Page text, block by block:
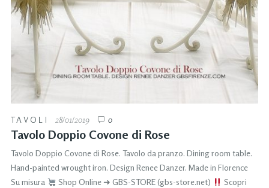
TAVOLI 28/01/2019 0
Tavolo Doppio Covone di Rose
Tavolo Doppio Covone di Rose. Tavolo da pranzo. Dining room table.
Hand-painted wrought iron. Design Renee Danzer. Made in Florence
Su misura
Shop Online ➜ GBS-STORE (gbs-store.net)
Scopri